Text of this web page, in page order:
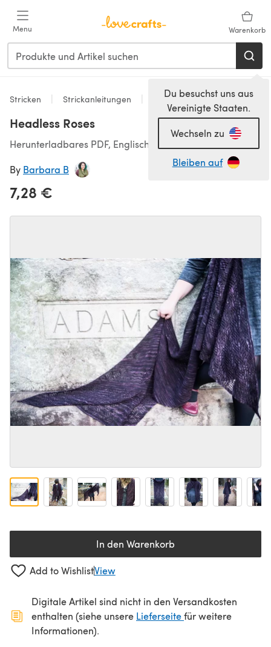
Menu Warenkorb
Du besuchst uns aus
Vereinigte Staaten.
Wechseln zu
Bleiben auf
Stricken Strickanleitungen Accessoires
Headless Roses
Herunterladbares PDF, Englisch
By Barbara B
7,28 €
In den Warenkorb
Add to WishlistView
Digitale Artikel sind nicht in den Versandkosten
enthalten (siehe unsere Lieferseite(öffnet sich in
für weitere
Informationen).